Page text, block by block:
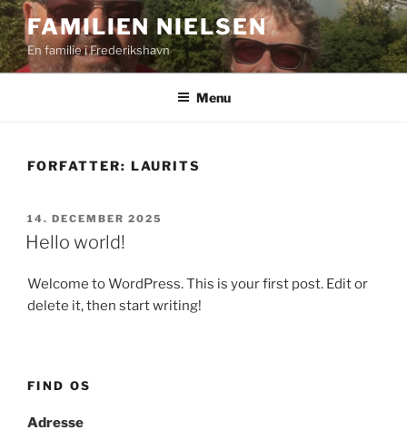
Videre
til
indhold
FAMILIEN NIELSEN
En familie i Frederikshavn
Menu
FORFATTER: LAURITS
UDGIVET
DEN
14. DECEMBER 2025
Hello world!
Welcome to WordPress. This is your first post. Edit or
delete it, then start writing!
FIND OS
Adresse